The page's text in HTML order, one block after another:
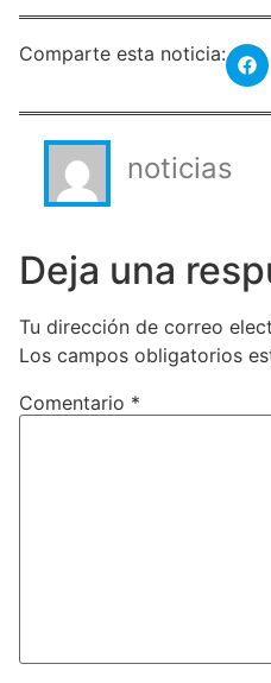
Comparte esta noticia:
noticias
Deja una
Tu dirección de correo
Los campos obligatorios
Comentario *